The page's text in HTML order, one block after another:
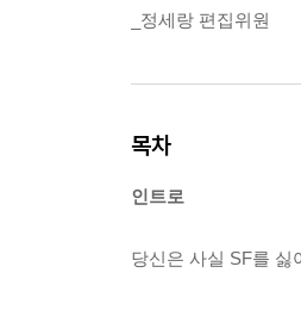
_정세랑 편집위원
목차
인트로
당신은 사실 SF를 싫